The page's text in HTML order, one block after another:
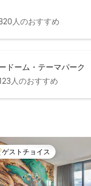
人のおすすめ
ドーム・テーマパーク
人のおすすめ
好評のゲストチョイスです。
ゲストチョイス